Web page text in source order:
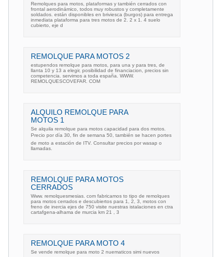
Remolques para motos, plataformas y también cerrados con
frontal aerodinámico, todos muy robustos y completamente
soldados. están disponibles en briviesca (burgos) para entrega
inmediata plataforma para tres motos de 2. 2 x 1. 4 suelo
cubierto, eje d
REMOLQUE PARA MOTOS 2
estupendos remolque para motos, para una y para tres, de
llanta 10 y 13 a elegir, posibilidad de financiacion, precios sin
competencia. servimos a toda españa. WWW.
REMOLQUESCOVEFAR. COM
ALQUILO REMOLQUE PARA
MOTOS 1
Se alquila remolque para motos capacidad para dos motos.
Precio por día 30, fin de semana 50, también se hacen portes
de moto a estación de ITV. Consultar precios por wasap o
llamadas.
REMOLQUE PARA MOTOS
CERRADOS
Www. remolquesmesias. com fabricamos to tipo de remolques
para motos cerrados e descubiertos para 1, 2, 3, motos con
freno de inercia ejes de 750 visite nuestras istalaciones en ctra
cartafgena-alhama de murcia km 21 , 3
REMOLQUE PARA MOTO 4
Se vende remolque para moto 2 nuematicos simi nuevos